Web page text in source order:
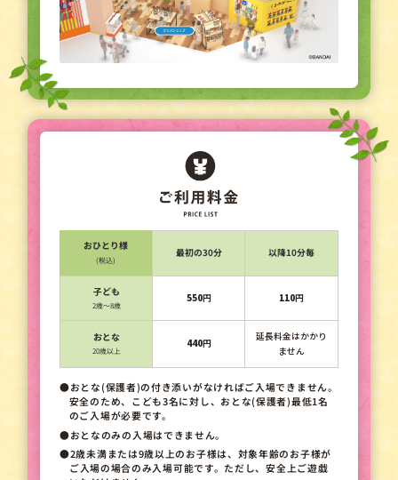
おひとり様
(税込)
最初の30分 以降10分毎
子ども
2歳～8歳
550円 110円
おとな
20歳以上
440円
延長料金はかかり
ません
●おとな(保護者)の付き添いがなければご入場できません。
安全のため、こども3名に対し、おとな(保護者)最低1名
のご入場が必要です。
●おとなのみの入場はできません。
●2歳未満または9歳以上のお子様は、対象年齢のお子様が
ご入場の場合のみ入場可能です。ただし、安全上ご遊戯